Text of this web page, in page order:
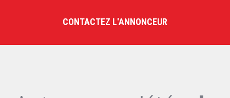
CONTACTEZ L'ANNONCEUR